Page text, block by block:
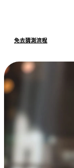
免去猜測流程